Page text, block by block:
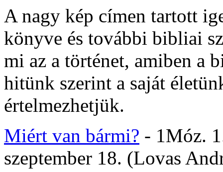
A nagy kép címen tartott
könyve és további bibliai
mi az a történet, amiben a
hitünk szerint a saját
értelmezhetjük.
Miért van bármi? - 1Móz.
szeptember 18. (Lovas